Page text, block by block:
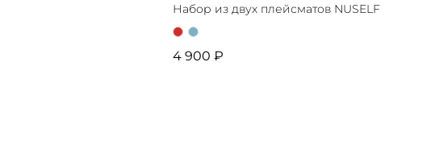
Набор из двух плейсматов NUSELF
4 900 ₽